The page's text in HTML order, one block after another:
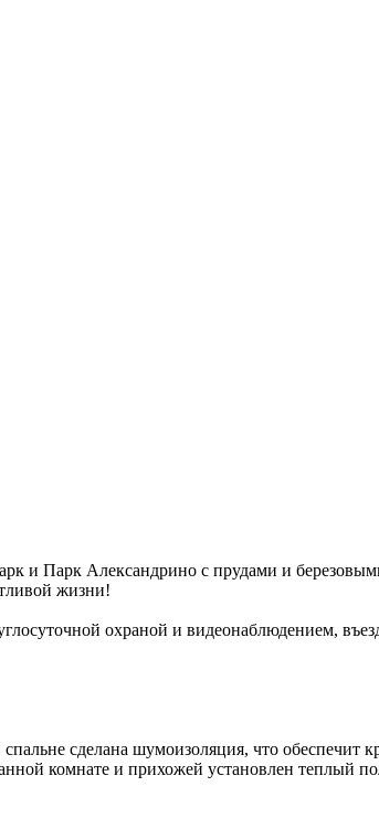
и Парк Александрино с прудами и
жизни!
охраной и видеонаблюдением,
сделана шумоизоляция, что обеспечит
комнате и прихожей установлен теплый